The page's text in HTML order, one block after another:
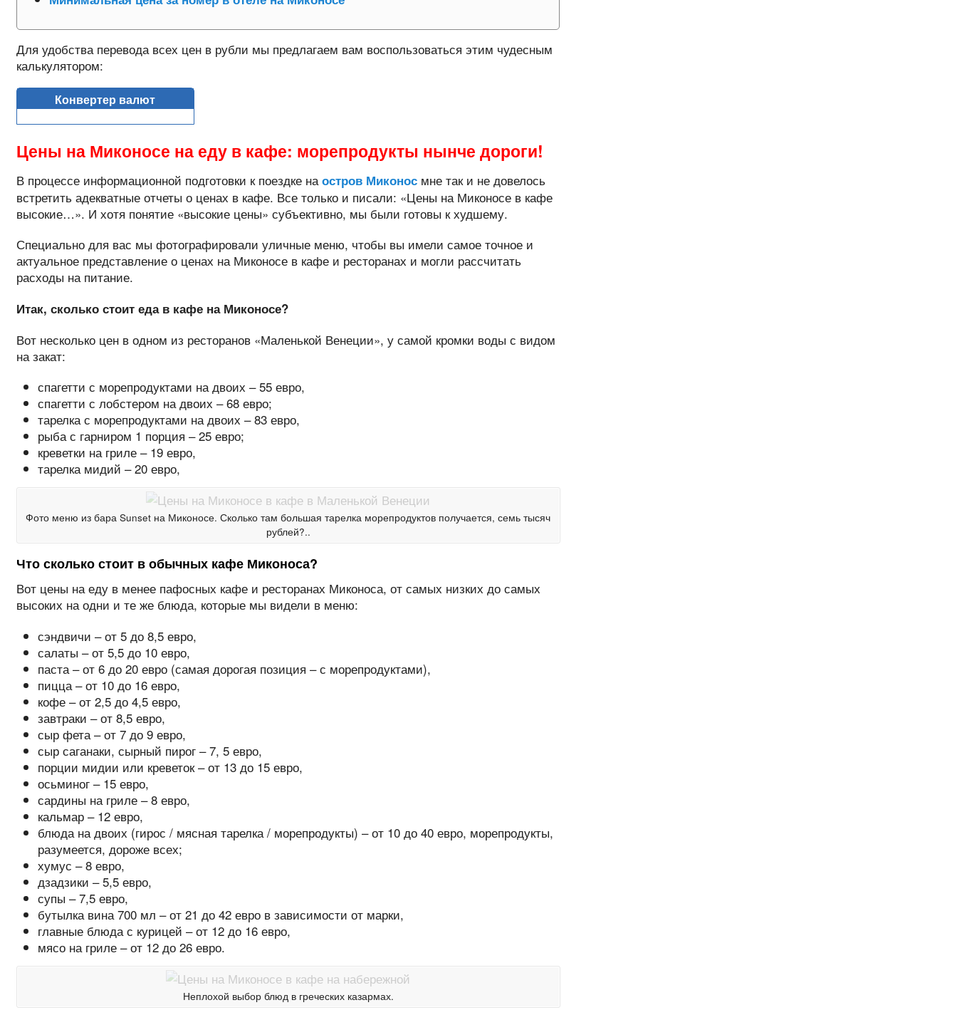
Для удобства перевода всех цен в рубли мы предлагаем вам воспользоваться этим чудесным
калькулятором:
Конвертер валют
Цены на Миконосе на еду в кафе: морепродукты нынче дороги!
В процессе информационной подготовки к поездке на остров Миконосмне так и не довелось
встретить адекватные отчеты о ценах в кафе. Все только и писали: «Цены на Миконосе в кафе
высокие…». И хотя понятие «высокие цены» субъективно, мы были готовы к худшему.
Специально для вас мы фотографировали уличные меню, чтобы вы имели самое точное и
актуальное представление о ценах на Миконосе в кафе и ресторанах и могли рассчитать
расходы на питание.
Итак, сколько стоит еда в кафе на Миконосе?
Вот несколько цен в одном из ресторанов «Маленькой Венеции», у самой кромки воды с видом
на закат:
спагетти с морепродуктами на двоих – 55 евро,
спагетти с лобстером на двоих – 68 евро;
тарелка с морепродуктами на двоих – 83 евро,
рыба с гарниром 1 порция – 25 евро;
креветки на гриле – 19 евро,
тарелка мидий – 20 евро,
Фото меню из бара Sunset на Миконосе. Сколько там большая тарелка морепродуктов получается, семь тысяч
рублей?..
Что сколько стоит в обычных кафе Миконоса?
Вот цены на еду в менее пафосных кафе и ресторанах Миконоса, от самых низких до самых
высоких на одни и те же блюда, которые мы видели в меню:
сэндвичи – от 5 до 8,5 евро,
салаты – от 5,5 до 10 евро,
паста – от 6 до 20 евро (самая дорогая позиция – с морепродуктами),
пицца – от 10 до 16 евро,
кофе – от 2,5 до 4,5 евро,
завтраки – от 8,5 евро,
сыр фета – от 7 до 9 евро,
сыр саганаки, сырный пирог – 7, 5 евро,
порции мидии или креветок – от 13 до 15 евро,
осьминог – 15 евро,
сардины на гриле – 8 евро,
кальмар – 12 евро,
блюда на двоих (гирос / мясная тарелка / морепродукты) – от 10 до 40 евро, морепродукты,
разумеется, дороже всех;
хумус – 8 евро,
дзадзики – 5,5 евро,
супы – 7,5 евро,
бутылка вина 700 мл – от 21 до 42 евро в зависимости от марки,
главные блюда с курицей – от 12 до 16 евро,
мясо на гриле – от 12 до 26 евро.
Неплохой выбор блюд в греческих казармах.